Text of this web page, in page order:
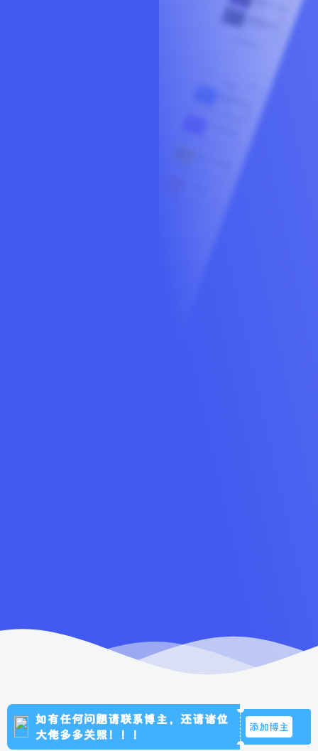
如有任何问题请联系博主，还请诸位
大佬多多关照！！！
添加博主